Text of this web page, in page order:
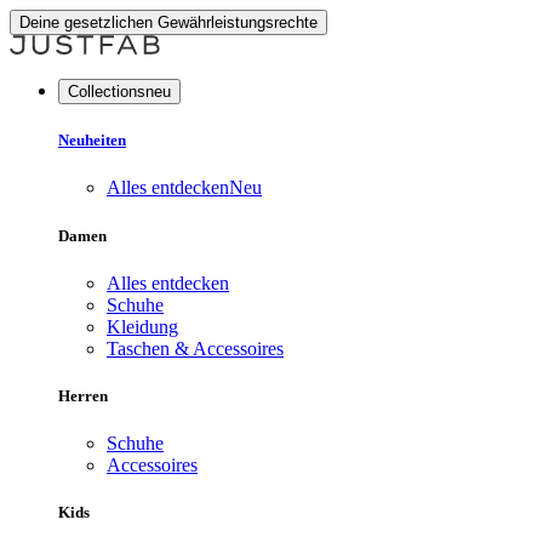
Deine gesetzlichen Gewährleistungsrechte
Collectionsneu
Neuheiten
Alles entdeckenNeu
Damen
Alles entdecken
Schuhe
Kleidung
Taschen & Accessoires
Herren
Schuhe
Accessoires
Kids